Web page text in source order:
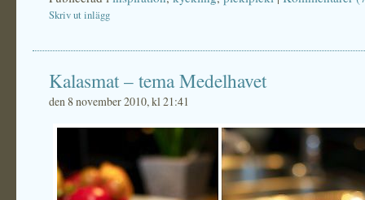
Skriv ut inlägg
Kalasmat – tema Medelhavet
den 8 november 2010, kl 21:41